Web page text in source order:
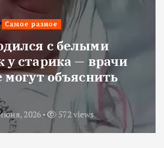
Самое разное
с белыми
у старика — врачи
могут объяснить
2026 572 views